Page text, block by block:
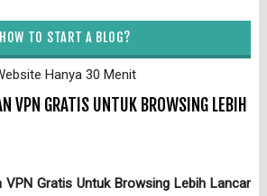
HOW TO START A BLOG?
Hanya 30 Menit
VPN GRATIS UNTUK BROWSING LEBIH
VPN Gratis Untuk Browsing Lebih Lancar